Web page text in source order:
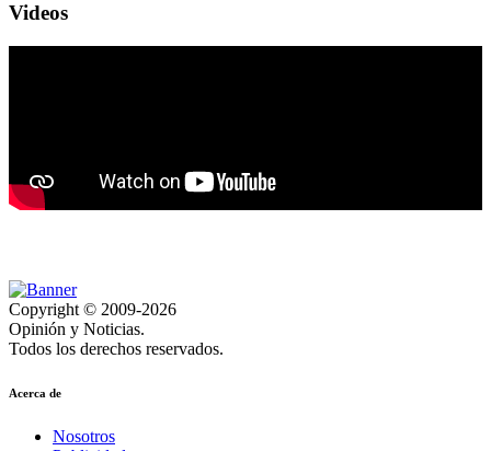
Videos
Copyright © 2009-2026
Opinión y Noticias.
Todos los derechos reservados.
Acerca de
Nosotros